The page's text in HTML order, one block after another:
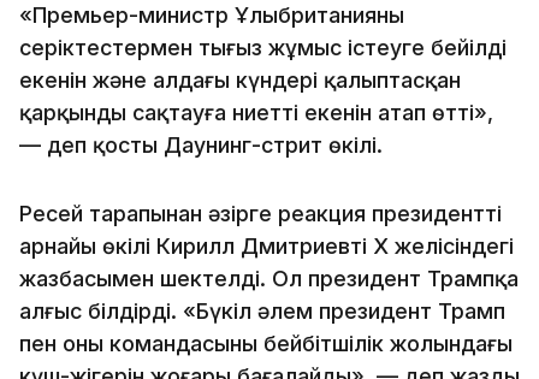
«Премьер-министр Ұлыбританияның
серіктестермен тығыз жұмыс істеуге бейілді
екенін және алдағы күндері қалыптасқан
қарқынды сақтауға ниетті екенін атап өтті»,
— деп қосты Даунинг-стрит өкілі.
Ресей тарапынан әзірге реакция президенттің
арнайы өкілі Кирилл Дмитриевтің X желісіндегі
жазбасымен шектелді. Ол президент Трампқа
алғыс білдірді. «Бүкіл әлем президент Трамп
пен оның командасының бейбітшілік жолындағы